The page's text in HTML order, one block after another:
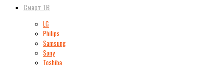
Смарт ТВ
LG
Philips
Samsung
Sony
Toshiba